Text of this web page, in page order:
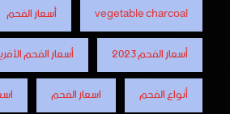
vegetable charcoal
أسعار الفحم
أسعار الفحم 2023
أسعار الفحم
أنواع الفحم
اسعار الفحم